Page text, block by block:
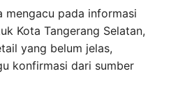
mengacu pada informasi
Kota Tangerang Selatan,
yang belum jelas,
konfirmasi dari sumber